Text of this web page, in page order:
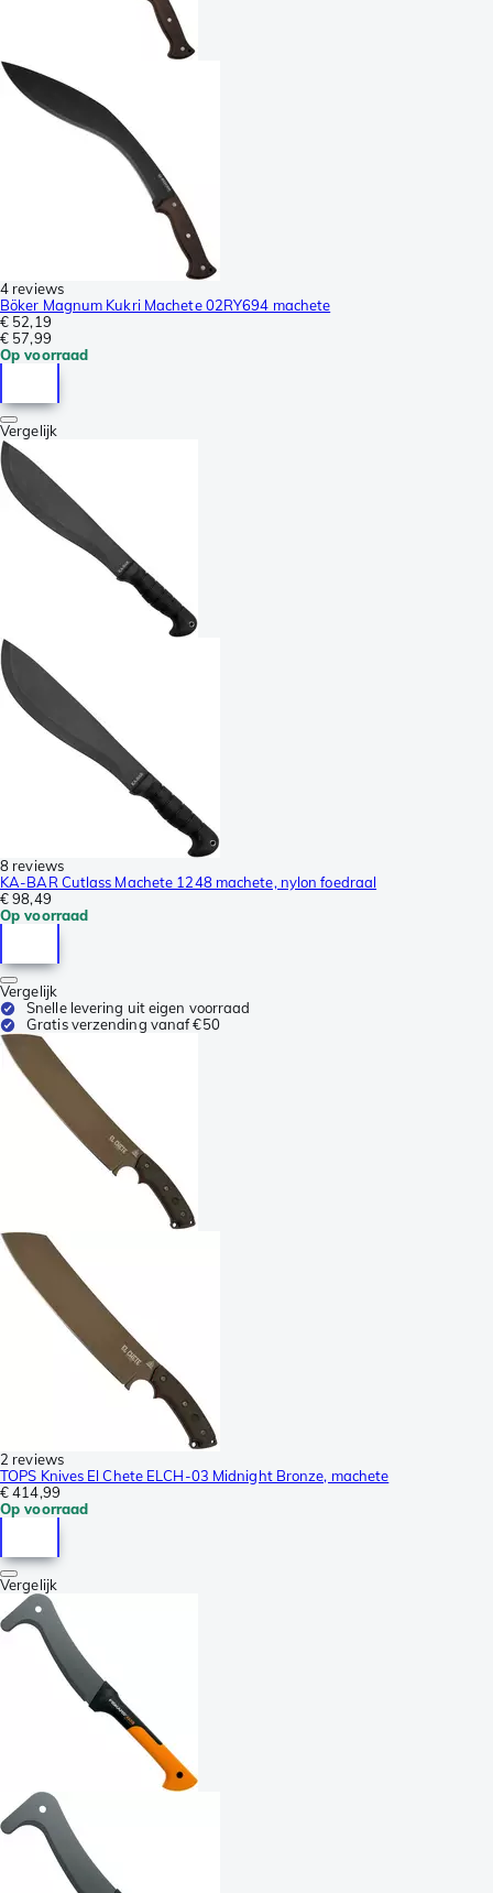
4 reviews
Böker Magnum Kukri Machete 02RY694 machete
€ 52,19
€ 57,99
Op voorraad
Vergelijk
8 reviews
KA-BAR Cutlass Machete 1248 machete, nylon foedraal
€ 98,49
Op voorraad
Vergelijk
Snelle levering uit eigen voorraad
Gratis verzending vanaf €50
2 reviews
TOPS Knives El Chete ELCH-03 Midnight Bronze, machete
€ 414,99
Op voorraad
Vergelijk